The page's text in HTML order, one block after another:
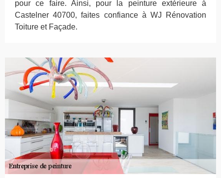
pour ce faire. Ainsi, pour la peinture extérieure à
Castelner 40700, faites confiance à WJ Rénovation
Toiture et Façade.